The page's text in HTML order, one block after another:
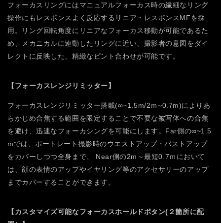
フォーカスリングにはマニュアルフォーカス時の繊細なリング
操作にもレスポンスよく反応するリニア・レスポンスMFを採
用。リング回転角度にリニアなフォーカス移動が可能であるた
め、メカニカルに連動したリングに近い、撮影者の意図をダイ
レクトに反映した、精緻なピント合わせが可能です。
【フォーカスレンジリミッター】
フォーカスレンジリミッター搭載(∞~1.5m/2ｍ~0.7m)によりあ
らかじめ合焦する範囲を限定することで不要な被写体への合焦
を避け、迅速なフォーカシングを可能にします。Far側の∞~1.5
mでは、ポートレート撮影時のウエストアップ・バストアップ
をカバーしつつ全身まで、 Near側の2m～最短0.7ｍにおいて
は、顔の表情のアップやイヤリング等のアクセサリーのアップ
までカバーすることができます。
【カスタマイズ可能なフォーカスホールドボタン(２箇所に配